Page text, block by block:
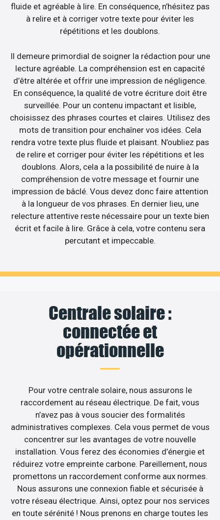
fluide et agréable à lire. En conséquence, n’hésitez pas
à relire et à corriger votre texte pour éviter les
répétitions et les doublons.
Il demeure primordial de soigner la rédaction pour une
lecture agréable. La compréhension est en capacité
d’être altérée et offrir une impression de négligence.
En conséquence, la qualité de votre écriture doit être
surveillée. Pour un contenu impactant et lisible,
choisissez des phrases courtes et claires. Utilisez des
mots de transition pour enchaîner vos idées. Cela
rendra votre texte plus fluide et plaisant. N’oubliez pas
de relire et corriger pour éviter les répétitions et les
doublons. Alors, cela a la possibilité de nuire à la
compréhension de votre message et fournir une
impression de bâclé. Vous devez donc faire attention
à la longueur de vos phrases. En dernier lieu, une
relecture attentive reste nécessaire pour un texte bien
écrit et facile à lire. Grâce à cela, votre contenu sera
percutant et impeccable.
Centrale solaire :
connectée et
opérationnelle
Pour votre centrale solaire, nous assurons le
raccordement au réseau électrique. De fait, vous
n’avez pas à vous soucier des formalités
administratives complexes. Cela vous permet de vous
concentrer sur les avantages de votre nouvelle
installation. Vous ferez des économies d’énergie et
réduirez votre empreinte carbone. Pareillement, nous
promettons un raccordement conforme aux normes.
Nous assurons une connexion fiable et sécurisée à
votre réseau électrique. Ainsi, optez pour nos services
en toute sérénité ! Nous prenons en charge toutes les